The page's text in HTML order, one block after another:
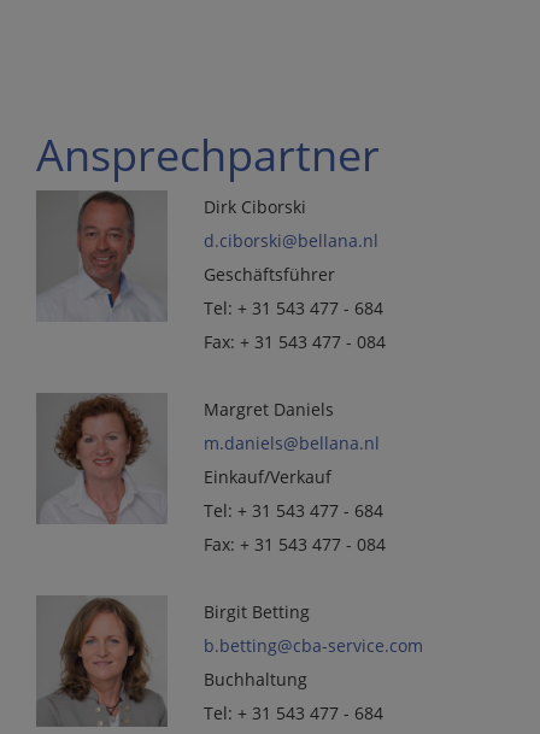
Ansprechpartner
Dirk Ciborski
d.ciborski@bellana.nl
Geschäftsführer
Tel: + 31 543 477 - 684
Fax: + 31 543 477 - 084
Margret Daniels
m.daniels@bellana.nl
Einkauf/Verkauf
Tel: + 31 543 477 - 684
Fax: + 31 543 477 - 084
Birgit Betting
b.betting@cba-service.com
Buchhaltung
Tel: + 31 543 477 - 684